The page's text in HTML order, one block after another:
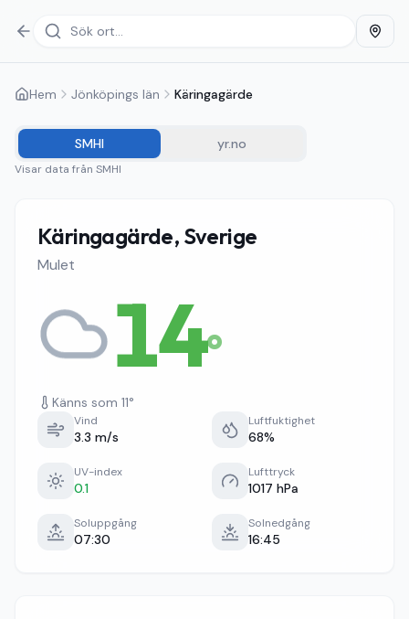
Hem Jönköpings län Käringagärde
SMHI yr.no
Visar data från SMHI
Käringagärde, Sverige
Mulet
14°
Känns som 11°
Vind
3.3 m/s
Luftfuktighet
68%
UV-index
0.1
Lufttryck
1017 hPa
Soluppgång
07:30
Solnedgång
16:45